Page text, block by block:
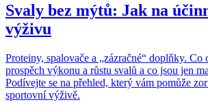
Svaly bez mýtů: Jak na
výživu
Proteiny, spalovače a „zázračné“ doplňky.
prospěch výkonu a růstu svalů a co jsou jen
Podívejte se na přehled, který vám pomůže
sportovní výživě.